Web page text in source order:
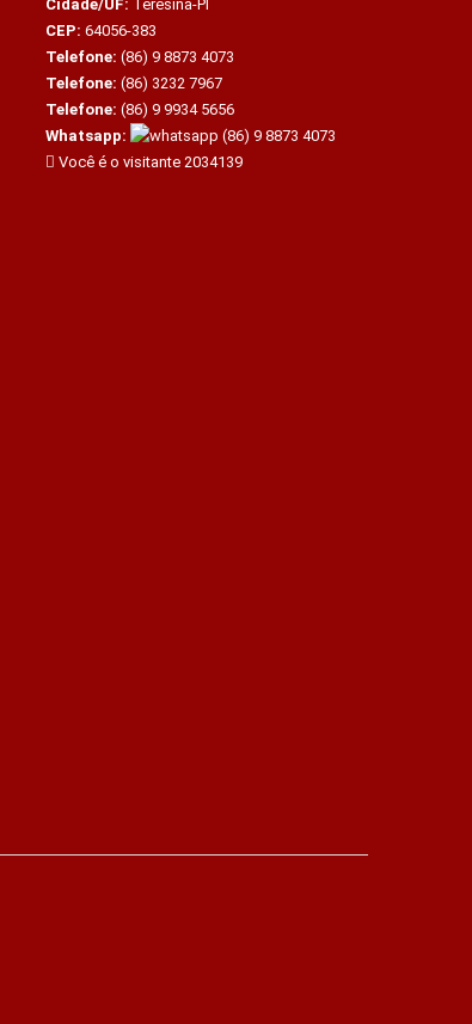
Cidade/UF: Teresina-PI
CEP: 64056-383
Telefone: (86) 9 8873 4073
Telefone: (86) 3232 7967
Telefone: (86) 9 9934 5656
Whatsapp:
(86) 9 8873 4073
Você é o visitante 2034139